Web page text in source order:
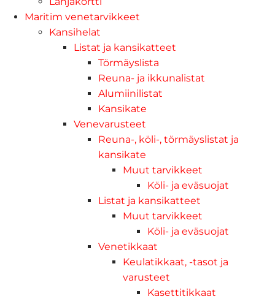
Maritim venetarvikkeet
Kansihelat
Listat ja kansikatteet
Törmäyslista
Reuna- ja ikkunalistat
Alumiinilistat
Kansikate
Venevarusteet
Reuna-, köli-, törmäyslistat ja
kansikate
Muut tarvikkeet
Köli- ja eväsuojat
Listat ja kansikatteet
Muut tarvikkeet
Köli- ja eväsuojat
Venetikkaat
Keulatikkaat, -tasot ja
varusteet
Kasettitikkaat